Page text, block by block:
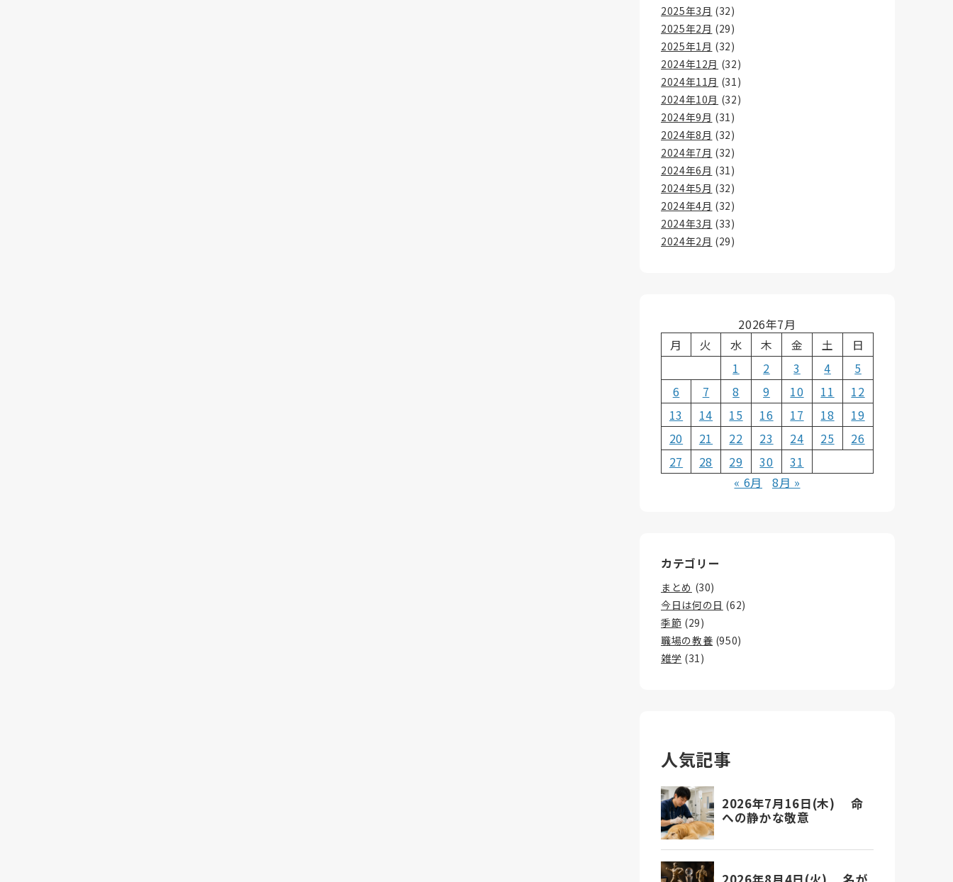
2025年3月 (32)
2025年2月 (29)
2025年1月 (32)
2024年12月 (32)
2024年11月 (31)
2024年10月 (32)
2024年9月 (31)
2024年8月 (32)
2024年7月 (32)
2024年6月 (31)
2024年5月 (32)
2024年4月 (32)
2024年3月 (33)
2024年2月 (29)
2026年7月
月
火 水 木 金 土
日
1
2 3 4
5
6
7 8 9 10 11
12
13
14 15 16 17 18
19
20
21 22 23 24 25
26
27
28 29 30
31
« 6月
8月 »
カテゴリー
まとめ (30)
今日は何の日 (62)
季節 (29)
職場の教養 (950)
雑学 (31)
人気記事